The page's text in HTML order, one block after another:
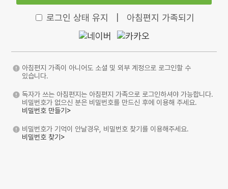
로그인 상태 유지 아침편지 가족되기
아침편지 가족이 아니어도 소셜 및 외부 계정으로 로그인할 수
있습니다.
독자가 쓰는 아침편지는 아침편지 가족으로 로그인하셔야 가능합니다.
비밀번호가 없으신 분은 비밀번호를 만드신 후에 이용해 주세요.
비밀번호 만들기>
비밀번호가 기억이 안날경우, 비밀번호 찾기를 이용해주세요.
비밀번호 찾기>